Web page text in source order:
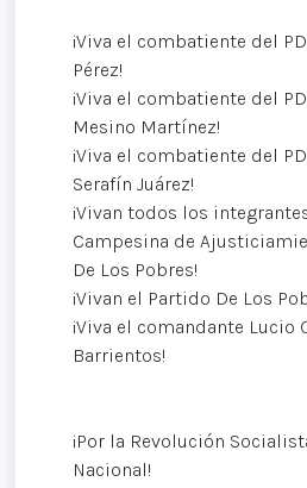
¡Viva el combatiente del
Pérez!
¡Viva el combatiente del
Mesino Martínez!
¡Viva el combatiente del
Serafín Juárez!
¡Vivan todos los
Campesina de
De Los Pobres!
¡Vivan el Partido De Los
¡Viva el comandante Lucio
Barrientos!
¡Por la Revolución
Nacional!